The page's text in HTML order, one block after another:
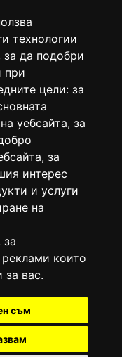
технологии
за да подобри
при
цели: за
уебсайта, за
, за
интерес
и услуги
на
за
които
вас.
съм